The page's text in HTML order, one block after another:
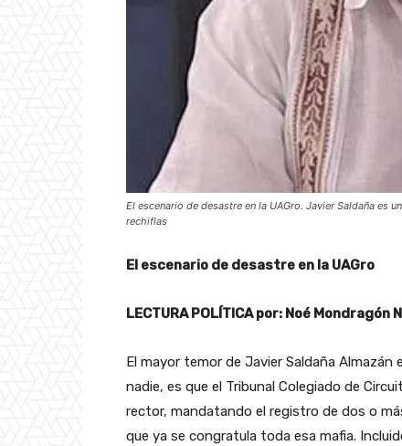
El escenario de desastre en la UAGro. Javier Saldaña es
rechiflas
El escenario de desastre en la UAGro
LECTURA POLÍTICA por: Noé Mondragón
El mayor temor de Javier Saldaña
nadie, es que el Tribunal Colegiado de
rector, mandatando el registro de dos o
que ya se congratula toda esa mafia.